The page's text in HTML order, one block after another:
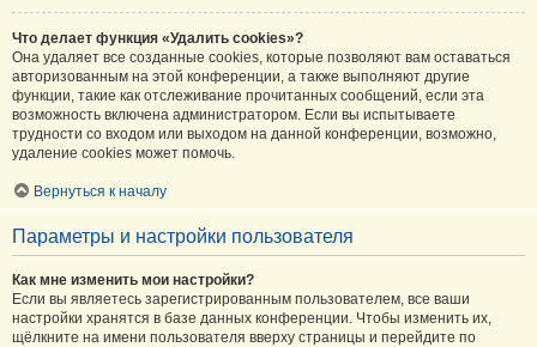
Что делает функция «Удалить cookies»?
Она удаляет все созданные cookies, которые позволяют вам оставаться
авторизованным на этой конференции, а также выполняют другие
функции, такие как отслеживание прочитанных сообщений, если эта
возможность включена администратором. Если вы испытываете
трудности со входом или выходом на данной конференции, возможно,
удаление cookies может помочь.
Вернуться к началу
Параметры и настройки пользователя
Как мне изменить мои настройки?
Если вы являетесь зарегистрированным пользователем, все ваши
настройки хранятся в базе данных конференции. Чтобы изменить их,
щёлкните на имени пользователя вверху страницы и перейдите по